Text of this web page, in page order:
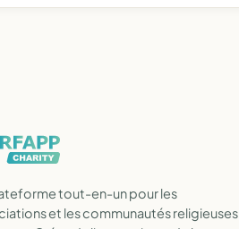
tout-en-un pour les
et les communautés religieuses